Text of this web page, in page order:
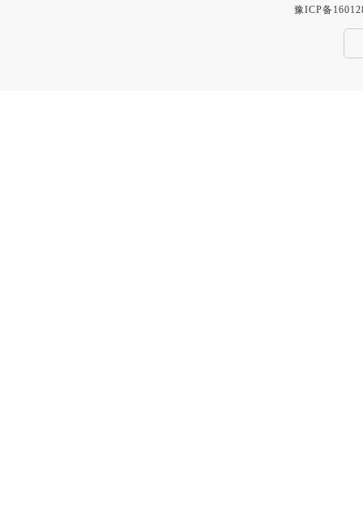
豫ICP备